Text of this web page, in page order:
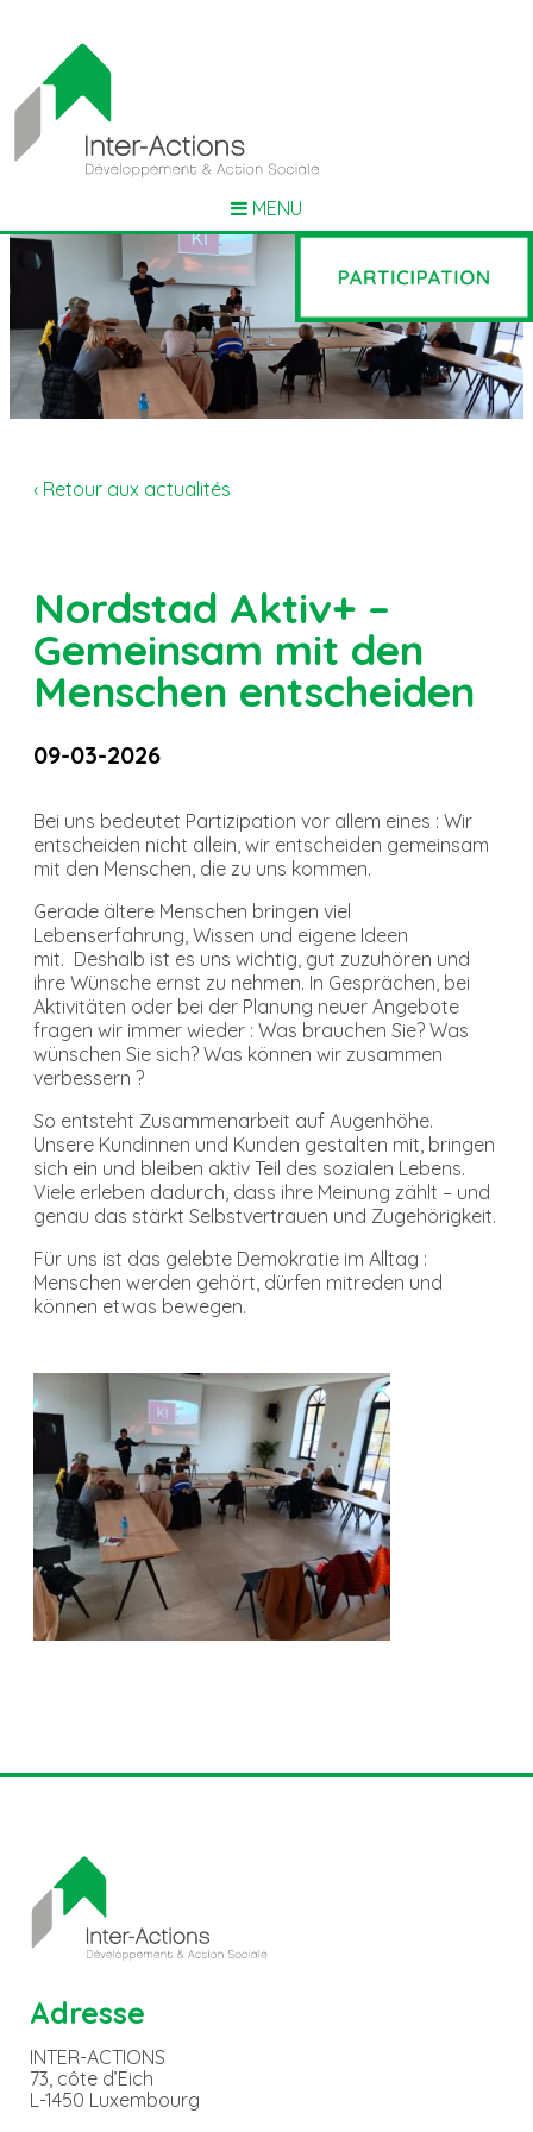
MENU
‹ Retour aux actualités
Nordstad Aktiv+ –
Gemeinsam mit den
Menschen entscheiden
09-03-2026
Bei uns bedeutet Partizipation vor allem eines : Wir
entscheiden nicht allein, wir entscheiden gemeinsam
mit den Menschen, die zu uns kommen.
Gerade ältere Menschen bringen viel
Lebenserfahrung, Wissen und eigene Ideen
mit. Deshalb ist es uns wichtig, gut zuzuhören und
ihre Wünsche ernst zu nehmen. In Gesprächen, bei
Aktivitäten oder bei der Planung neuer Angebote
fragen wir immer wieder : Was brauchen Sie? Was
wünschen Sie sich? Was können wir zusammen
verbessern ?
So entsteht Zusammenarbeit auf Augenhöhe.
Unsere Kundinnen und Kunden gestalten mit, bringen
sich ein und bleiben aktiv Teil des sozialen Lebens.
Viele erleben dadurch, dass ihre Meinung zählt – und
genau das stärkt Selbstvertrauen und Zugehörigkeit.
Für uns ist das gelebte Demokratie im Alltag :
Menschen werden gehört, dürfen mitreden und
können etwas bewegen.
Adresse
INTER-ACTIONS
73, côte d’Eich
L-1450 Luxembourg